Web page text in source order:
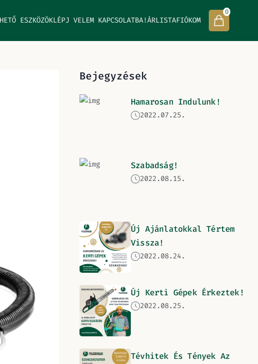
ESZKÖZÖKLÉPJ VELEM KAPCSOLATBA!ÁRLISTAFIÓKOM
0
Bejegyzések
Hamarosan Indulunk!
2022.07.25.
Szabadság!
2022.08.15.
Új Ajánlatokkal Tértem
Vissza!
2022.08.24.
Új Kerti Gépek Érkeztek!
2022.08.25.
Tévhitek És Tények Az